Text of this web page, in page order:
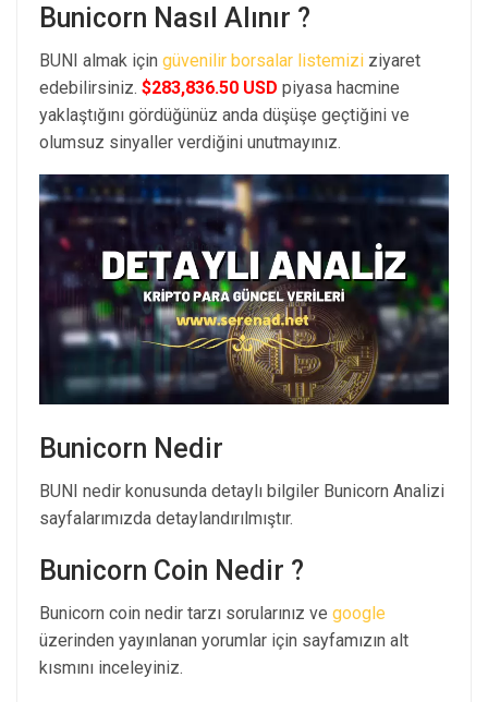
Bunicorn Nasıl Alınır ?
BUNI almak için güvenilir borsalar listemizi ziyaret
edebilirsiniz. $283,836.50 USD piyasa hacmine
yaklaştığını gördüğünüz anda düşüşe geçtiğini ve
olumsuz sinyaller verdiğini unutmayınız.
Bunicorn Nedir
BUNI nedir konusunda detaylı bilgiler Bunicorn Analizi
sayfalarımızda detaylandırılmıştır.
Bunicorn Coin Nedir ?
Bunicorn coin nedir tarzı sorularınız ve google
üzerinden yayınlanan yorumlar için sayfamızın alt
kısmını inceleyiniz.